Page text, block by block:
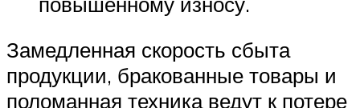
Замедленная скорость сбыта
продукции, бракованные товары и
поломанная техника ведут к потере